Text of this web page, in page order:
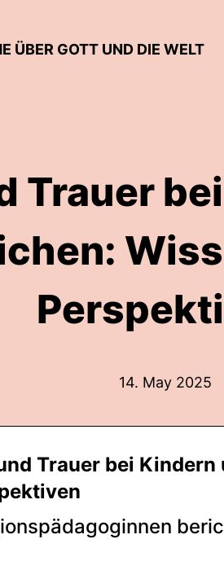
ÜBER GOTT UND DIE WELT
Trauer
14. May 2025